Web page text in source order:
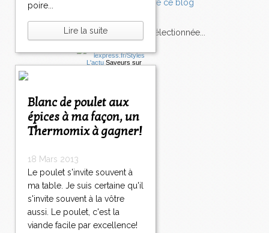
poire...
Lire la suite
Blanc de poulet aux
épices à ma façon, un
Thermomix à gagner!
18 Mars 2013
Le poulet s'invite souvent à
ma table. Je suis certaine qu'il
s'invite souvent à la vôtre
aussi. Le poulet, c'est la
viande facile par excellence!
L'Express style m'a sélectionnée...
L'actu Saveurs sur
articles récents